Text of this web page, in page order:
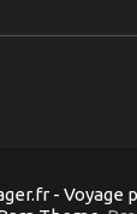
- Voyage